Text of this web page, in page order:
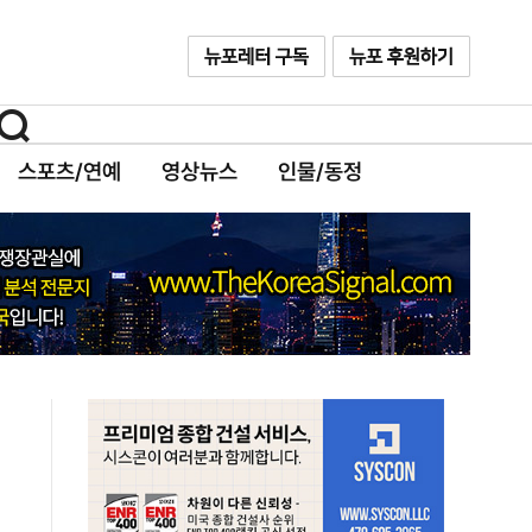
스포츠/연예 영상뉴스 인물/동정